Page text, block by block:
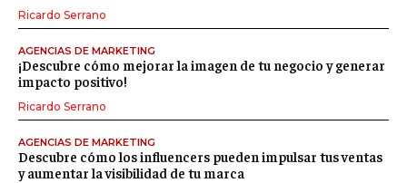
Ricardo Serrano
AGENCIAS DE MARKETING
¡Descubre cómo mejorar la imagen de tu negocio y generar
impacto positivo!
Ricardo Serrano
AGENCIAS DE MARKETING
Descubre cómo los influencers pueden impulsar tus ventas
y aumentar la visibilidad de tu marca